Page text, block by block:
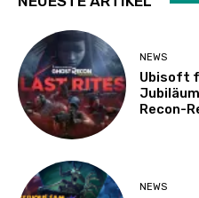
NEWS
Ubisoft
Recon-
NEWS